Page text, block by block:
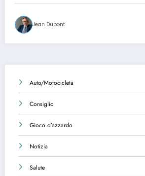
Jean Dupont
Auto/Motocicleta
Consiglio
Gioco d’azzardo
Notizia
Salute